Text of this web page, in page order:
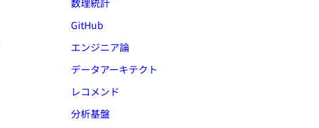
数理統計
GitHub
エンジニア論
データアーキテクト
レコメンド
分析基盤